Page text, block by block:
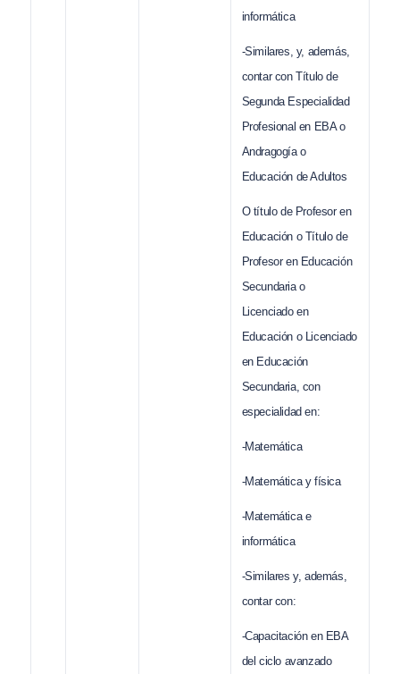
informática
-Similares, y, además,
contar con Título de
Segunda Especialidad
Profesional en EBA o
Andragogía o
Educación de Adultos
O título de Profesor en
Educación o Título de
Profesor en Educación
Secundaria o
Licenciado en
Educación o Licenciado
en Educación
Secundaria, con
especialidad en:
-Matemática
-Matemática y física
-Matemática e
informática
-Similares y, además,
contar con:
-Capacitación en EBA
del ciclo avanzado